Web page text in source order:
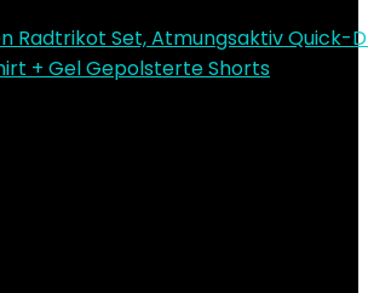
Radtrikot Set, Atmungsaktiv Quick-
+ Gel Gepolsterte Shorts